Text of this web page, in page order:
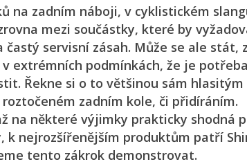
na zadním náboji, v cyklistickém
mezi součástky, které by
častý servisní zásah. Může se ale stát,
extrémních podmínkách, že je
Řekne si o to většinou sám hlasitým
zadním kole, či přidíráním.
na některé výjimky prakticky shodná
k nejrozšířenějším produktům patří
tento zákrok demonstrovat.